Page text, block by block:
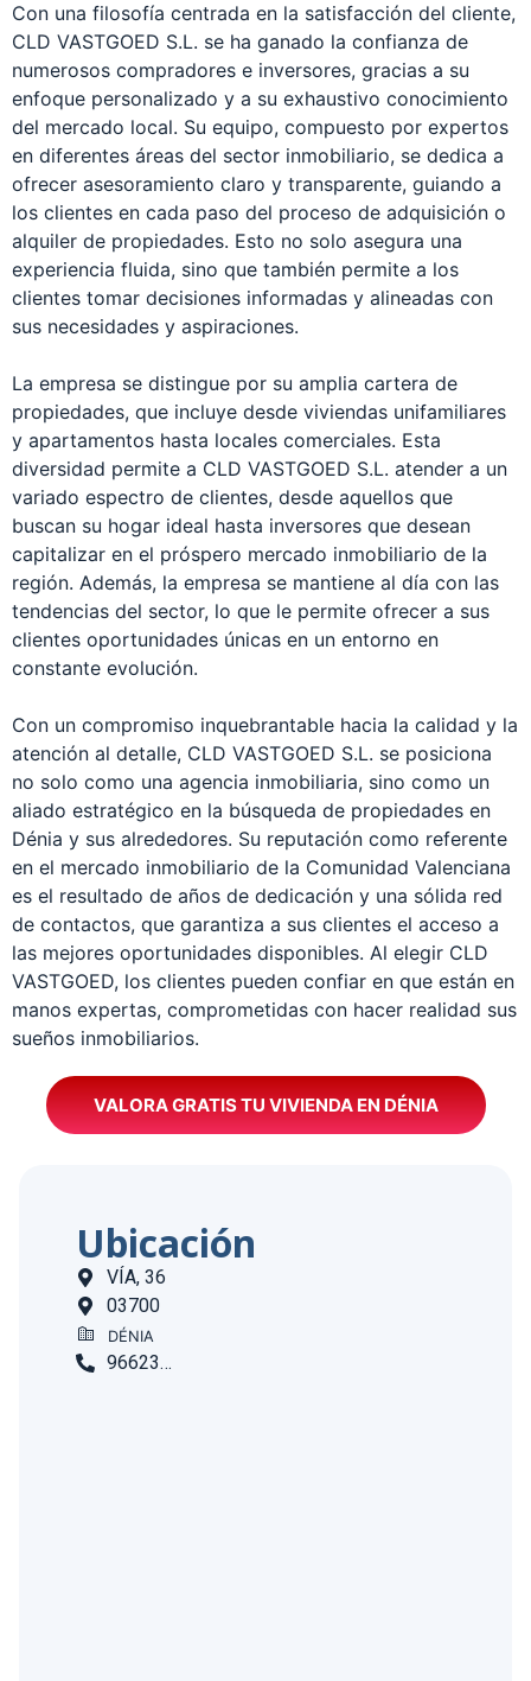
Con una filosofía centrada en la satisfacción del cliente,
CLD VASTGOED S.L. se ha ganado la confianza de
numerosos compradores e inversores, gracias a su
enfoque personalizado y a su exhaustivo conocimiento
del mercado local. Su equipo, compuesto por expertos
en diferentes áreas del sector inmobiliario, se dedica a
ofrecer asesoramiento claro y transparente, guiando a
los clientes en cada paso del proceso de adquisición o
alquiler de propiedades. Esto no solo asegura una
experiencia fluida, sino que también permite a los
clientes tomar decisiones informadas y alineadas con
sus necesidades y aspiraciones.
La empresa se distingue por su amplia cartera de
propiedades, que incluye desde viviendas unifamiliares
y apartamentos hasta locales comerciales. Esta
diversidad permite a CLD VASTGOED S.L. atender a un
variado espectro de clientes, desde aquellos que
buscan su hogar ideal hasta inversores que desean
capitalizar en el próspero mercado inmobiliario de la
región. Además, la empresa se mantiene al día con las
tendencias del sector, lo que le permite ofrecer a sus
clientes oportunidades únicas en un entorno en
constante evolución.
Con un compromiso inquebrantable hacia la calidad y la
atención al detalle, CLD VASTGOED S.L. se posiciona
no solo como una agencia inmobiliaria, sino como un
aliado estratégico en la búsqueda de propiedades en
Dénia y sus alrededores. Su reputación como referente
en el mercado inmobiliario de la Comunidad Valenciana
es el resultado de años de dedicación y una sólida red
de contactos, que garantiza a sus clientes el acceso a
las mejores oportunidades disponibles. Al elegir CLD
VASTGOED, los clientes pueden confiar en que están en
manos expertas, comprometidas con hacer realidad sus
sueños inmobiliarios.
VALORA GRATIS TU VIVIENDA EN DÉNIA
Ubicación
VÍA, 36
03700
DÉNIA
966239324